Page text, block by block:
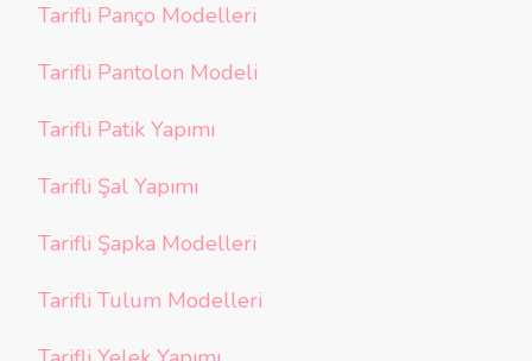
Tarifli Panço Modelleri
Tarifli Pantolon Modeli
Tarifli Patik Yapımı
Tarifli Şal Yapımı
Tarifli Şapka Modelleri
Tarifli Tulum Modelleri